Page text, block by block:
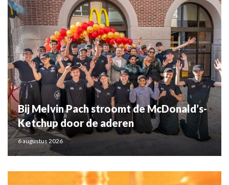
Bij Melvin Pach stroomt de McDonald’s-
Ketchup door de aderen
6 augustus 2026